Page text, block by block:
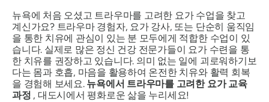
뉴욕에 처음 오셨고 트라우마를 고려한 요가 수업을 찾고
계신가요? 트라우마 경험자, 요가 강사, 또는 단순히 움직임
을 통한 치유에 관심이 있는 분 모두에게 적합한 수업이 있
습니다. 실제로 많은 정신 건강 전문가들이 요가 수련을 통
한 치유를 권장하고 있습니다. 의미 없는 일에 괴로워하기보
다는 몸과 호흡, 마음을 활용하여 온전한 치유와 활력 회복
을 경험해 보세요. 뉴욕에서 트라우마를 고려한 요가 교육
과정 , 대도시에서 평화로운 삶을 누리세요!